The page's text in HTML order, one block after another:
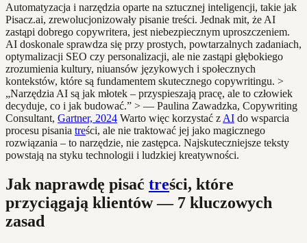
Automatyzacja i narzędzia oparte na sztucznej inteligencji, takie jak
Pisacz.ai, zrewolucjonizowały pisanie treści. Jednak mit, że AI
zastąpi dobrego copywritera, jest niebezpiecznym uproszczeniem.
AI doskonale sprawdza się przy prostych, powtarzalnych zadaniach,
optymalizacji SEO czy personalizacji, ale nie zastąpi głębokiego
zrozumienia kultury, niuansów językowych i społecznych
kontekstów, które są fundamentem skutecznego copywritingu. >
„Narzędzia AI są jak młotek – przyspieszają pracę, ale to człowiek
decyduje, co i jak budować.” > — Paulina Zawadzka, Copywriting
Consultant, Gartner, 2024 Warto więc korzystać z AI do wsparcia
procesu pisania treści, ale nie traktować jej jako magicznego
rozwiązania – to narzędzie, nie zastępca. Najskuteczniejsze teksty
powstają na styku technologii i ludzkiej kreatywności.
Jak naprawdę pisać treści, które
przyciągają klientów — 7 kluczowych
zasad